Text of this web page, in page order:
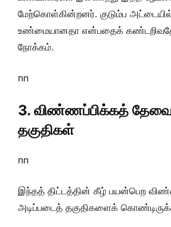
மேற்கொள்கின்றனர். குடும்ப
உண்மையானதா என்பதைக்
நோக்கம்.
nn
3. விண்ணப்பிக்கத்
தகுதிகள்
nn
இந்தத் திட்டத்தின் கீழ் பயன்பெற
அடிப்படைத் தகுதிகளைக்